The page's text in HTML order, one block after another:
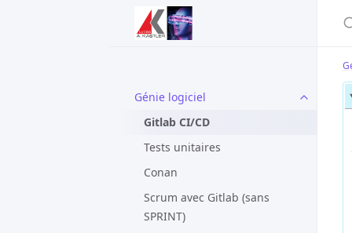
Génie logiciel
Gitlab CI/CD
Tests unitaires
Conan
Scrum avec Gitlab (sans
SPRINT)